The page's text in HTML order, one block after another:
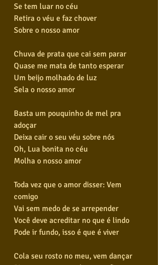
Se tem luar no céu
Retira o véu e faz chover
Sobre o nosso amor
Chuva de prata que cai sem parar
Quase me mata de tanto esperar
Um beijo molhado de luz
Sela o nosso amor
Basta um pouquinho de mel pra
adoçar
Deixa cair o seu véu sobre nós
Oh, Lua bonita no céu
Molha o nosso amor
Toda vez que o amor disser: Vem
comigo
Vai sem medo de se arrepender
Você deve acreditar no que é lindo
Pode ir fundo, isso é que é viver
Cola seu rosto no meu, vem dançar